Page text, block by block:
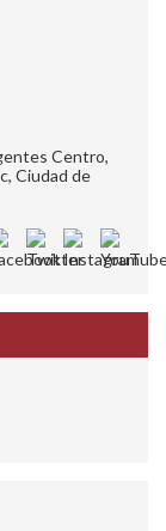
Centro,
Ciudad de